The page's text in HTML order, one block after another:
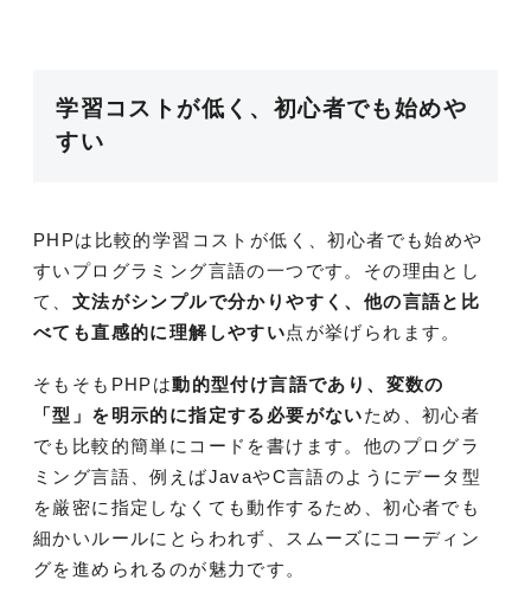
学習コストが低く、初心者でも始めや
すい
PHPは比較的学習コストが低く、初心者でも始めや
すいプログラミング言語の一つです。その理由とし
て、 文法がシンプルで分かりやすく、他の言語と比
べても直感的に理解しやすい点が挙げられます。
そもそもPHPは動的型付け言語であり、変数の
「型」を明示的に指定する必要がないため、初心者
でも比較的簡単にコードを書けます。他のプログラ
ミング言語、例えばJavaやC言語のようにデータ型
を厳密に指定しなくても動作するため、初心者でも
細かいルールにとらわれず、スムーズにコーディン
グを進められるのが魅力です。